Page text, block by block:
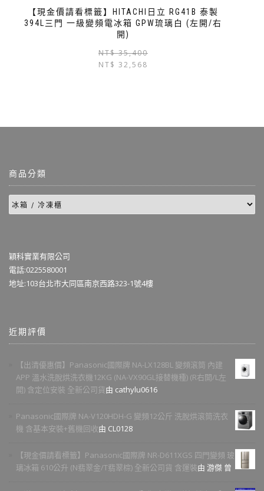
【現金價請看標籤】HITACHI日立 RG41B 泰製
394L三門 一級變頻電冰箱 GPW琉璃白 (左開/右
開)
NT$35,400
NT$ 32,568
商品分類
穎科實業有限公司
電話:0225580001
地址:103台北市大同區南京西路323-1號4樓
近期評價
【出清優惠價】Panasonic國際牌 NA-LX128BL 變頻滾筒 內建
APP 溫水洗脫烘洗衣機12KG (NA-VX90GL接替機種) (R右開/L左
開) 含定位安裝 全新公司貨由 cathylu0616
Panasonic國際牌 NA-V120HDH-G 變頻12公斤 洗脫烘滾筒洗衣
機 含基本安裝+舊機回收由 CL0128
【現金價請看標籤】Panasonic國際牌 NR-D611XGS 四門變頻 玻
璃冰箱 610公升 (N翡翠金/T翡翠棕) 全新公司貨 含運裝由 游傑 曾